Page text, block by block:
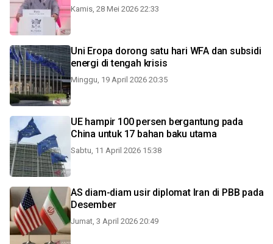
Kamis, 28 Mei 2026 22:33
Uni Eropa dorong satu hari WFA dan subsidi
energi di tengah krisis
Minggu, 19 April 2026 20:35
UE hampir 100 persen bergantung pada
China untuk 17 bahan baku utama
Sabtu, 11 April 2026 15:38
AS diam-diam usir diplomat Iran di PBB pada
Desember
Jumat, 3 April 2026 20:49